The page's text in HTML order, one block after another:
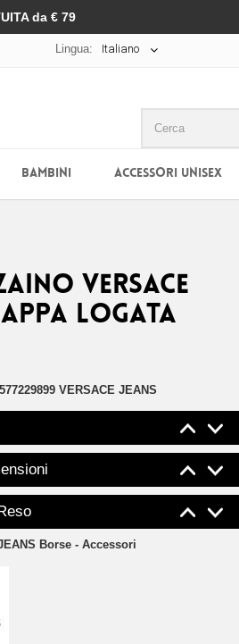
da € 79
Lingua: Italiano
BAMBINI ACCESSORI UNISEX
Versace
logata
VERSACE JEANS
Borse - Accessori